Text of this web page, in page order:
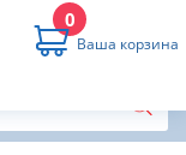
0
Ваша корзина